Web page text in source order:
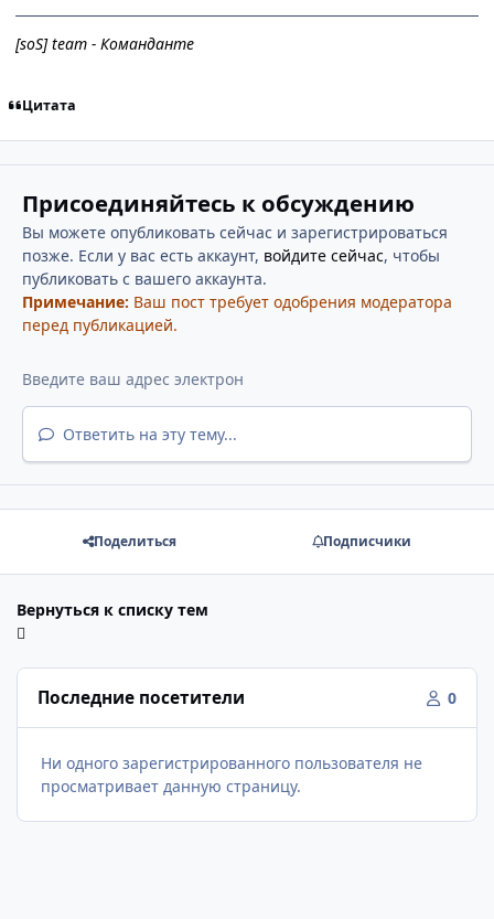
[soS] team - Команданте
Цитата
Присоединяйтесь к обсуждению
Вы можете опубликовать сейчас и зарегистрироваться
позже. Если у вас есть аккаунт, войдите сейчас, чтобы
публиковать с вашего аккаунта.
Примечание: Ваш пост требует одобрения модератора
перед публикацией.
Ответить на эту тему...
Поделиться Подписчики
Вернуться к списку тем
Последние посетители 0
Ни одного зарегистрированного пользователя не
просматривает данную страницу.